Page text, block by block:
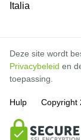
Italia
Deze site wordt
Privacybeleid en
toepassing.
Hulp Copyright